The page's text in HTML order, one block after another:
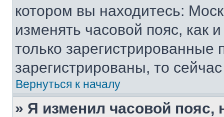
котором вы находитесь:
изменять часовой пояс, как
только
зарегистрированы, то
Вернуться к началу
» Я изменил часовой пояс,